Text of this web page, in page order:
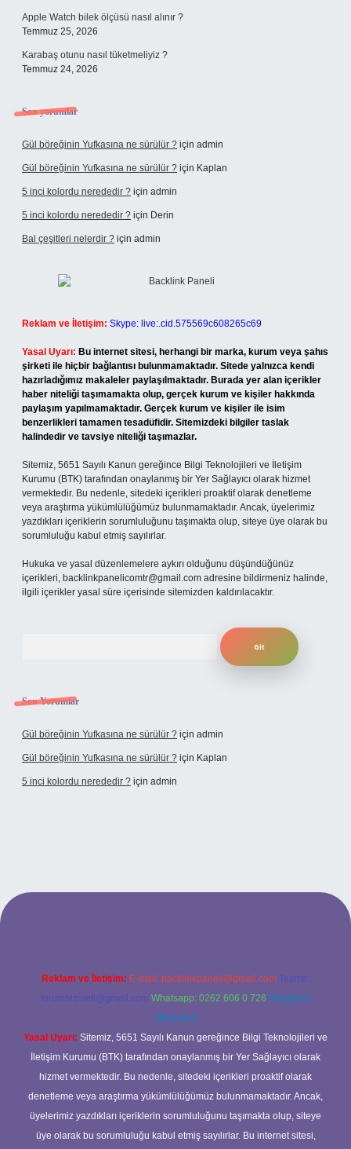
Apple Watch bilek ölçüsü nasıl alınır ?
Temmuz 25, 2026
Karabaş otunu nasıl tüketmeliyiz ?
Temmuz 24, 2026
Son yorumlar
Gül böreğinin Yufkasına ne sürülür ? için admin
Gül böreğinin Yufkasına ne sürülür ? için Kaplan
5 inci kolordu nerededir ? için admin
5 inci kolordu nerededir ? için Derin
Bal çeşitleri nelerdir ? için admin
Reklam ve İletişim: Skype: live:.cid.575569c608265c69
Yasal Uyarı: Bu internet sitesi, herhangi bir marka, kurum veya şahıs
şirketi ile hiçbir bağlantısı bulunmamaktadır. Sitede yalnızca kendi
hazırladığımız makaleler paylaşılmaktadır. Burada yer alan içerikler
haber niteliği taşımamakta olup, gerçek kurum ve kişiler hakkında
paylaşım yapılmamaktadır. Gerçek kurum ve kişiler ile isim
benzerlikleri tamamen tesadüfidir. Sitemizdeki bilgiler taslak
halindedir ve tavsiye niteliği taşımazlar.
Sitemiz, 5651 Sayılı Kanun gereğince Bilgi Teknolojileri ve İletişim
Kurumu (BTK) tarafından onaylanmış bir Yer Sağlayıcı olarak hizmet
vermektedir. Bu nedenle, sitedeki içerikleri proaktif olarak denetleme
veya araştırma yükümlülüğümüz bulunmamaktadır. Ancak, üyelerimiz
yazdıkları içeriklerin sorumluluğunu taşımakta olup, siteye üye olarak bu
sorumluluğu kabul etmiş sayılırlar.
Hukuka ve yasal düzenlemelere aykırı olduğunu düşündüğünüz
içerikleri, backlinkpanelicomtr@gmail.com adresine bildirmeniz halinde,
ilgili içerikler yasal süre içerisinde sitemizden kaldırılacaktır.
Son Yorumlar
Gül böreğinin Yufkasına ne sürülür ? için admin
Gül böreğinin Yufkasına ne sürülür ? için Kaplan
5 inci kolordu nerededir ? için admin
Reklam ve İletişim: E-mail: backlinkpaneli@gmail.com Teams:
forumhizmeti@gmail.com Whatsapp: 0262 606 0 726 Telegram:
@karabul
Yasal Uyarı: Sitemiz, 5651 Sayılı Kanun gereğince Bilgi Teknolojileri ve
İletişim Kurumu (BTK) tarafından onaylanmış bir Yer Sağlayıcı olarak
hizmet vermektedir. Bu nedenle, sitedeki içerikleri proaktif olarak
denetleme veya araştırma yükümlülüğümüz bulunmamaktadır. Ancak,
üyelerimiz yazdıkları içeriklerin sorumluluğunu taşımakta olup, siteye
üye olarak bu sorumluluğu kabul etmiş sayılırlar. Bu internet sitesi,